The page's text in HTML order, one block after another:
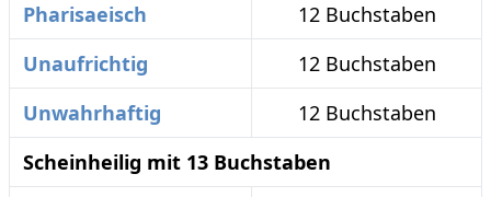
Pharisaeisch
12 Buchstaben
Unaufrichtig
12 Buchstaben
Unwahrhaftig
12 Buchstaben
Scheinheilig mit 13 Buchstaben